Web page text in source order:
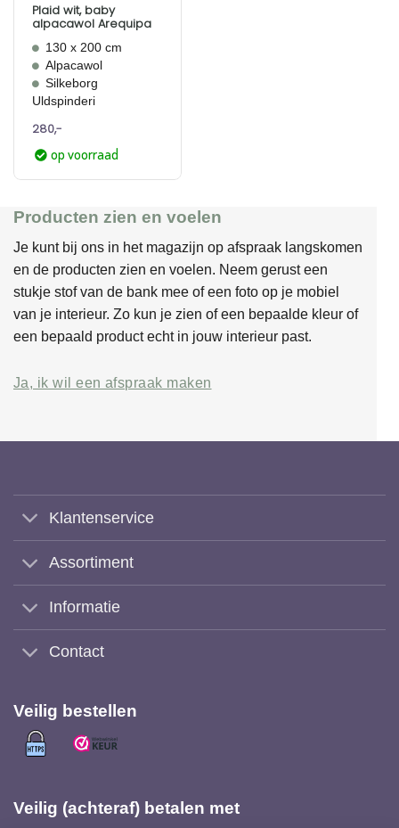
Plaid wit, baby
alpacawol Arequipa
130 x 200 cm
Alpacawol
Silkeborg
Uldspinderi
280,-
op voorraad
Producten zien en voelen
Je kunt bij ons in het magazijn op afspraak langskomen
en de producten zien en voelen. Neem gerust een
stukje stof van de bank mee of een foto op je mobiel
van je interieur. Zo kun je zien of een bepaalde kleur of
een bepaald product echt in jouw interieur past.
Ja, ik wil een afspraak maken
Klantenservice
Assortiment
Informatie
Contact
Veilig bestellen
Veilig (achteraf) betalen met